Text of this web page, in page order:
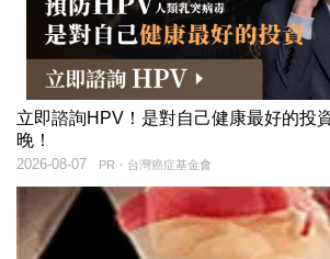
立即諮詢HPV！是對自己健康最好的投
晚！
PR・台灣癌症基金會
2026-08-07